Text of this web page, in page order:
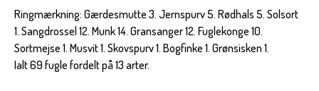
Ringmærkning: Gærdesmutte 3. Jernspurv 5. Rødhals 5. Solsort
1. Sangdrossel 12. Munk 14. Gransanger 12. Fuglekonge 10.
Sortmejse 1. Musvit 1. Skovspurv 1. Bogfinke 1. Grønsisken 1.
Ialt 69 fugle fordelt på 13 arter.